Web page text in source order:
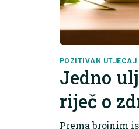
POZITIVAN UTJECAJ
Jedno
riječ o
Prema brojnim